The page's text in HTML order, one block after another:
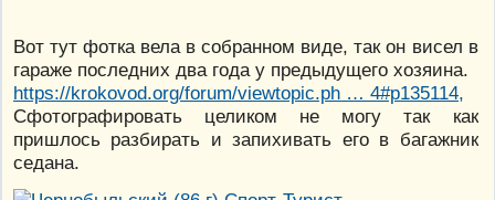
Вот тут фотка вела в собранном виде, так он висел в
гараже последних два года у предыдущего хозяина.
https://krokovod.org/forum/viewtopic.ph … 4#p135114,
Сфотографировать целиком не могу так как
пришлось разбирать и запихивать его в багажник
седана.